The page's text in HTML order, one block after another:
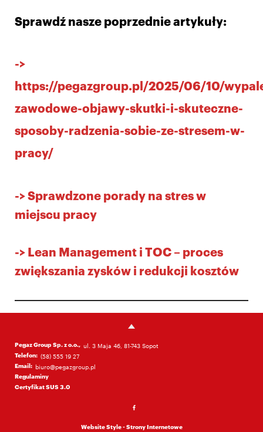
Sprawdź nasze poprzednie artykuły:
->
https://pegazgroup.pl/2025/06/10/
zawodowe-objawy-skutki-i-skuteczne-
sposoby-radzenia-sobie-ze-stresem-w-
pracy/
->Sprawdzone porady na stres w
miejscu pracy
-> Lean Management i TOC – proces
zwiększania zysków i redukcji kosztów
Pegaz Group Sp. z o.o., ul. 3 Maja 46, 81-743 Sopot
Telefon: (58) 555 19 27
Email: biuro@pegazgroup.pl
Regulaminy
Certyfikat SUS 3.0
Website Style - Strony Internetowe